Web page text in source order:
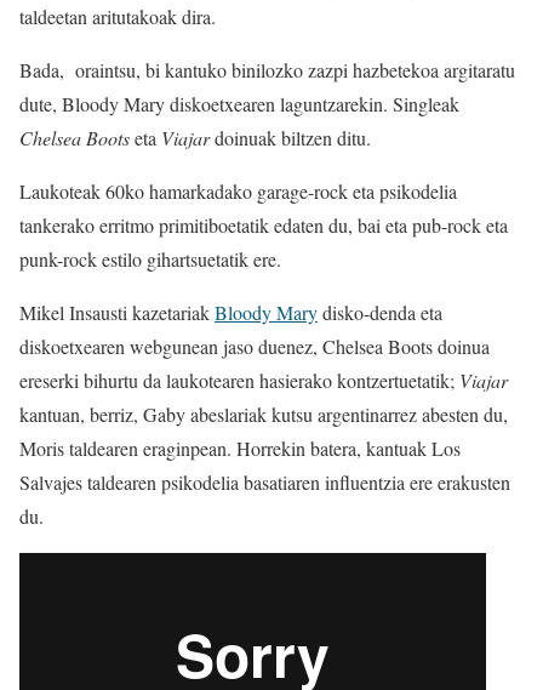
taldeetan aritutakoak dira.
Bada, oraintsu, bi kantuko binilozko zazpi hazbetekoa argitaratu
dute, Bloody Mary diskoetxearen laguntzarekin. Singleak
Chelsea Bootseta Viajardoinuak biltzen ditu.
Laukoteak 60ko hamarkadako garage-rock eta psikodelia
tankerako erritmo primitiboetatik edaten du, bai eta pub-rock eta
punk-rock estilo gihartsuetatik ere.
Mikel Insausti kazetariakBloody Marydisko-denda eta
diskoetxearen webgunean jaso duenez, Chelsea Boots doinua
ereserki bihurtu da laukotearen hasierako kontzertuetatik; Viajar
kantuan, berriz, Gaby abeslariak kutsu argentinarrez abesten du,
Moris taldearen eraginpean. Horrekin batera, kantuak Los
Salvajes taldearen psikodelia basatiaren influentzia ere erakusten
du.